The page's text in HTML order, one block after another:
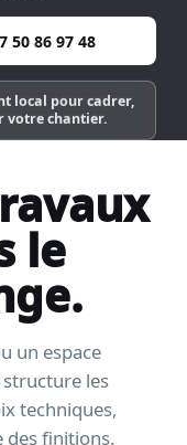
50 86 97 48
local pour cadrer,
votre chantier.
le
un espace
les
techniques,
des finitions.